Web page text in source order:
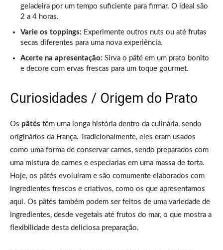
geladeira por um tempo suficiente para firmar. O ideal são
2 a 4 horas.
Varie os toppings: Experimente outros nuts ou até frutas
secas diferentes para uma nova experiência.
Acerte na apresentação: Sirva o pâté em um prato bonito
e decore com ervas frescas para um toque gourmet.
Curiosidades / Origem do Prato
Os pâtés têm uma longa história dentro da culinária, sendo
originários da França. Tradicionalmente, eles eram usados
como uma forma de conservar carnes, sendo preparados com
uma mistura de carnes e especiarias em uma massa de torta.
Hoje, os pâtés evoluíram e são comumente elaborados com
ingredientes frescos e criativos, como os que apresentamos
aqui. Os pâtés também podem ser feitos de uma variedade de
ingredientes, desde vegetais até frutos do mar, o que mostra a
flexibilidade desta deliciosa preparação.